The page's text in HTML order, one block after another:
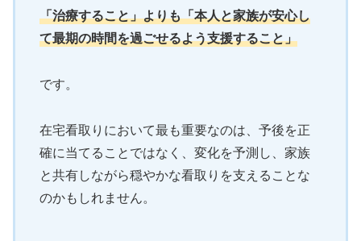
「治療すること」よりも「本人と家族が安心し
て最期の時間を過ごせるよう支援すること」
です。
在宅看取りにおいて最も重要なのは、予後を正
確に当てることではなく、変化を予測し、家族
と共有しながら穏やかな看取りを支えることな
のかもしれません。